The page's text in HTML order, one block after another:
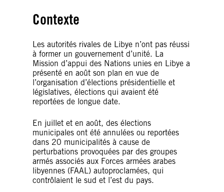
Contexte
Les autorités rivales de Libye n’ont pas réussi
à former un gouvernement d’unité. La
Mission d’appui des Nations unies en Libye a
présenté en août son plan en vue de
l’organisation d’élections présidentielle et
législatives, élections qui avaient été
reportées de longue date.
En juillet et en août, des élections
municipales ont été annulées ou reportées
dans 20 municipalités à cause de
perturbations provoquées par des groupes
armés associés aux Forces armées arabes
libyennes (FAAL) autoproclamées, qui
contrôlaient le sud et l’est du pays.